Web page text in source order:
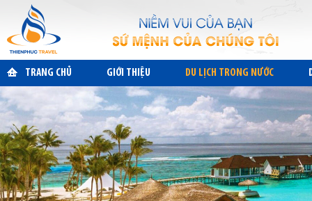
TRANG CHỦ GIỚI THIỆU DU LỊCH TRONG NƯỚC